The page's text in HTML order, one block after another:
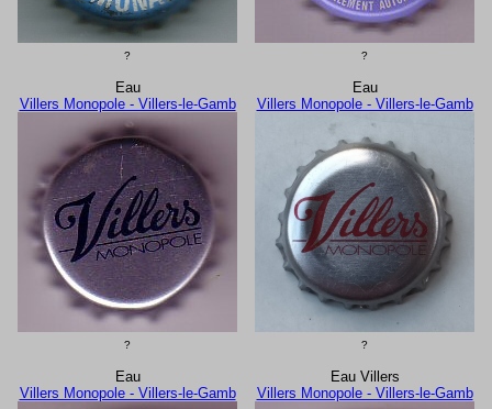
? ?
Eau
Villers Monopole - Villers-le-Gamb
?
Eau
Villers Monopole - Villers-le-Gamb
?
Eau
Villers Monopole - Villers-le-Gamb
Eau Villers
Villers Monopole - Villers-le-Gamb